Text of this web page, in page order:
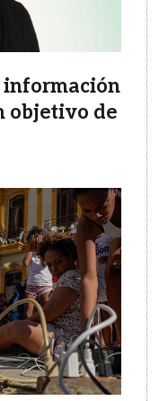
información
objetivo de